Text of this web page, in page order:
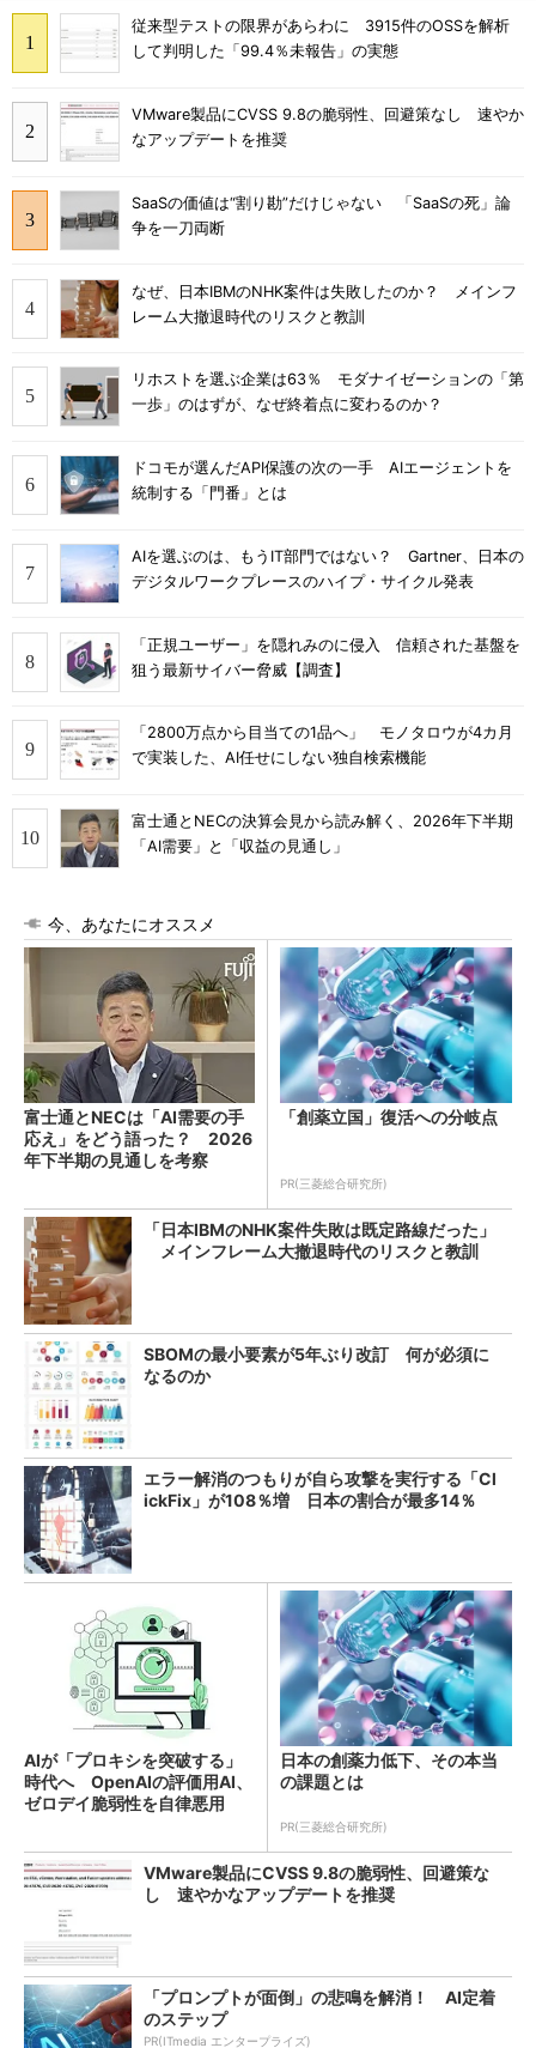
従来型テストの限界があらわに 3915件のOSSを解析
して判明した「99.4％未報告」の実態
VMware製品にCVSS 9.8の脆弱性、回避策なし 速やか
なアップデートを推奨
SaaSの価値は“割り勘”だけじゃない 「SaaSの死」論
争を一刀両断
なぜ、日本IBMのNHK案件は失敗したのか？ メインフ
レーム大撤退時代のリスクと教訓
リホストを選ぶ企業は63％ モダナイゼーションの「第
一歩」のはずが、なぜ終着点に変わるのか？
ドコモが選んだAPI保護の次の一手 AIエージェントを
統制する「門番」とは
AIを選ぶのは、もうIT部門ではない？ Gartner、日本の
デジタルワークプレースのハイプ・サイクル発表
「正規ユーザー」を隠れみのに侵入 信頼された基盤を
狙う最新サイバー脅威【調査】
「2800万点から目当ての1品へ」 モノタロウが4カ月
で実装した、AI任せにしない独自検索機能
富士通とNECの決算会見から読み解く、2026年下半期
「AI需要」と「収益の見通し」
今、あなたにオススメ
富士通とNECは「AI需要の手
応え」をどう語った？ 2026
年下半期の見通しを考察
「創薬立国」復活への分岐点
PR(三菱総合研究所)
「日本IBMのNHK案件失敗は既定路線だった」
メインフレーム大撤退時代のリスクと教訓
SBOMの最小要素が5年ぶり改訂 何が必須に
なるのか
エラー解消のつもりが自ら攻撃を実行する「Cl
ickFix」が108％増 日本の割合が最多14％
AIが「プロキシを突破する」
時代へ OpenAIの評価用AI、
ゼロデイ脆弱性を自律悪用
日本の創薬力低下、その本当
の課題とは
PR(三菱総合研究所)
VMware製品にCVSS 9.8の脆弱性、回避策な
し 速やかなアップデートを推奨
「プロンプトが面倒」の悲鳴を解消！ AI定着
のステップ
PR(ITmedia エンタープライズ)